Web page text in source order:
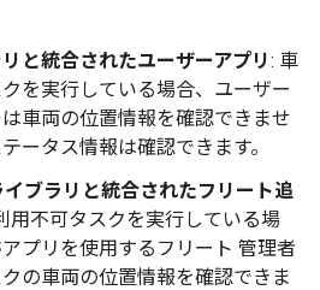
と統合されたユーザーアプリ: 車
を実行している場合、ユーザー
車両の位置情報を確認できませ
ータス情報は確認できます。
ブラリと統合されたフリート追
用不可タスクを実行している場
プリを使用するフリート 管理者
の車両の位置情報を確認できま